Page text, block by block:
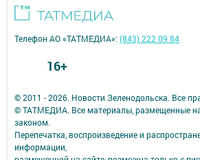
© 2011 - 2026. Новости Зеленодольска. Все
© ТАТМЕДИА. Все материалы, размещенные
законом.
Перепечатка, воспроизведение и
информации,
Телефон АО «ТАТМЕДИА»:(843) 222 09 84
16+